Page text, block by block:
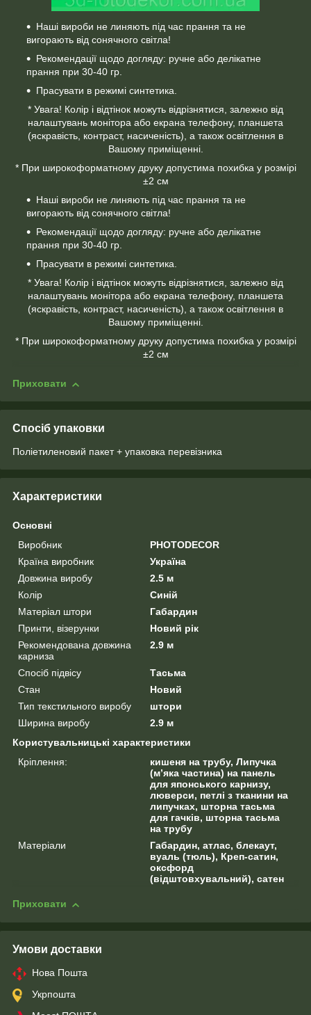
Наші вироби не линяють під час прання та не
вигорають від сонячного світла!
Рекомендації щодо догляду: ручне або делікатне
прання при 30-40 гр.
Прасувати в режимі синтетика.
* Увага! Колір і відтінок можуть відрізнятися, залежно від
налаштувань монітора або екрана телефону, планшета
(яскравість, контраст, насиченість), а також освітлення в
Вашому приміщенні.
* При широкоформатному друку допустима похибка у розмірі
±2 см
Наші вироби не линяють під час прання та не
вигорають від сонячного світла!
Рекомендації щодо догляду: ручне або делікатне
прання при 30-40 гр.
Прасувати в режимі синтетика.
* Увага! Колір і відтінок можуть відрізнятися, залежно від
налаштувань монітора або екрана телефону, планшета
(яскравість, контраст, насиченість), а також освітлення в
Вашому приміщенні.
* При широкоформатному друку допустима похибка у розмірі
±2 см
Приховати
Спосіб упаковки
Поліетиленовий пакет + упаковка перевізника
Характеристики
Основні
Виробник
PHOTODECOR
Країна виробник
Україна
Довжина виробу
2.5 м
Колір
Синій
Матеріал штори
Габардин
Принти, візерунки
Новий рік
Рекомендована довжина
карниза
2.9 м
Спосіб підвісу
Тасьма
Стан
Новий
Тип текстильного виробу
штори
Ширина виробу
2.9 м
Користувальницькі характеристики
Кріплення:
кишеня на трубу, Липучка
(м’яка частина) на панель
для японського карнизу,
люверси, петлі з тканини на
липучках, шторна тасьма
для гачків, шторна тасьма
на трубу
Матеріали
Габардин, атлас, блекаут,
вуаль (тюль), Креп-сатин,
оксфорд
(відштовхувальний), сатен
Приховати
Умови доставки
Нова Пошта
Укрпошта